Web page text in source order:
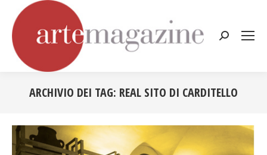
Cerca:
ARCHIVIO DEI TAG: REAL SITO DI CARDITELLO